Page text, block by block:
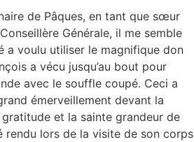
de Pâques, en tant que sœur
Générale, il me semble
a voulu utiliser le magnifique don
a vécu jusqu’au bout pour
avec le souffle coupé. Ceci a
émerveillement devant la
gratitude et la sainte grandeur de
rendu lors de la visite de son corps